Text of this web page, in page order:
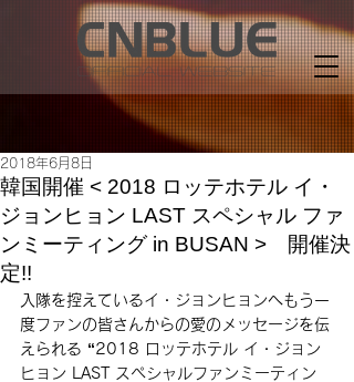
韓国開催 < 2018 ロッテホテル イ・
ジョンヒョン LAST スペシャル ファ
ンミーティング in BUSAN > 開催決
定!!
2018年6月8日
入隊を控えているイ・ジョンヒョンへもう一
度ファンの皆さんからの愛のメッセージを伝
えられる “2018 ロッテホテル イ・ジョン
ヒョン LAST スペシャルファンミーティン